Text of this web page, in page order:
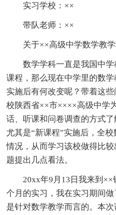
实习学校：××
带队老师：××
关于××高级中学数学教学
数学学科一直是我国中学
课程，那么现在中学里的数
实施后有何改变呢？带着这
校陕西省××市××××高级中学
话、听课和问卷调查的方式了
尤其是“新课程”实施后，全
情况，从而学习该校做得比
题提出几点看法。
20xx年9月13日我来到××
个月的实习，我在实习期间做
是针对数学教学而言的。本